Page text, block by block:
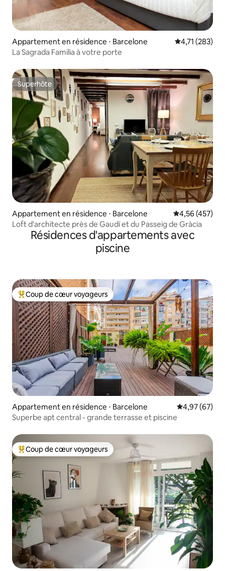
Appartement en résidence ⋅ Barcelone Évaluation
4,71 (283)
La Sagrada Familia à votre porte
Superhôte
Superhôte
Appartement en résidence ⋅ Barcelone Évaluation
4,56 (457)
Loft d'architecte près de Gaudí et du Passeig de Gràcia
Résidences d'appartements avec
piscine
Coups de cœur voyageurs les plus appréciés
Coup de cœur voyageurs
Appartement en résidence ⋅ Barcelone Évaluation
4,97 (67)
Superbe apt central - grande terrasse et piscine
Coups de cœur voyageurs les plus appréciés
Coup de cœur voyageurs